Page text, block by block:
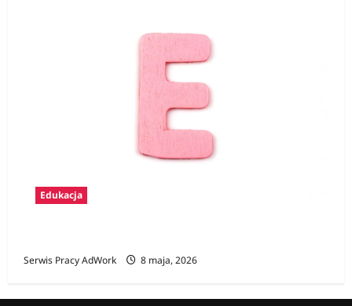
Edukacja
Serwis Pracy AdWork 8 maja, 2026